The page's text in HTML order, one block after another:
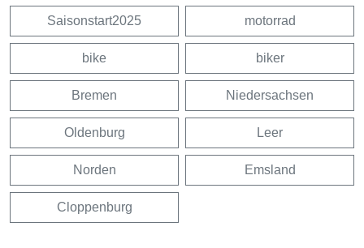
Saisonstart2025 motorrad
bike biker
Bremen Niedersachsen
Oldenburg Leer
Norden Emsland
Cloppenburg